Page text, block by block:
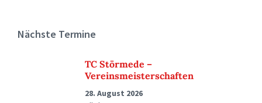
Nächste Termine
TC Störmede –
Vereinsmeisterschaften
28. August 2026